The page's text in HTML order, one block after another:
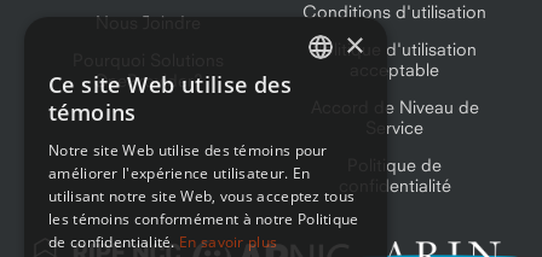
Nous Joindre
OneProvider?
Conditions d'utilisation
Politique d'utilisation
acceptable
Accord de Niveau de
Service
Politique de
confidentialité
×
Ce site Web utilise des
témoins
Notre site Web utilise des témoins pour
améliorer l'expérience utilisateur. En
utilisant notre site Web, vous acceptez tous
les témoins conformément à notre Politique
de confidentialité. En savoir plus